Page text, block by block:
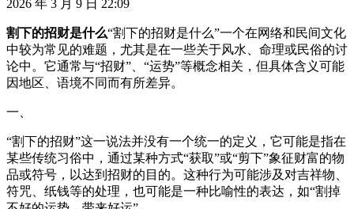
2026 年 3 月 9 日 22:09
割下的招财是什么“割下的招财是什么”一个在网络和民间文化
中较为常见的难题，尤其是在一些关于风水、命理或民俗的讨
论中。它通常与“招财”、“运势”等概念相关，但具体含义可能
因地区、语境不同而有所差异。
一、
“割下的招财”这一说法并没有一个统一的定义，它可能是指在
某些传统习俗中，通过某种方式“获取”或“剪下”象征财富的物
品或符号，以达到招财的目的。这种行为可能涉及对吉祥物、
符咒、纸钱等的处理，也可能是一种比喻性的表达，如“割掉